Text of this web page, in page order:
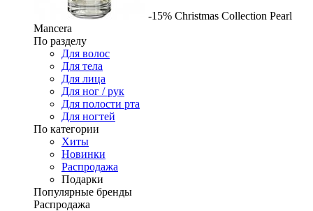
-15% Christmas Collection Pearl
Mancera
По разделу
Для волос
Для тела
Для лица
Для ног / рук
Для полости рта
Для ногтей
По категории
Хиты
Новинки
Распродажа
Подарки
Популярные бренды
Распродажа